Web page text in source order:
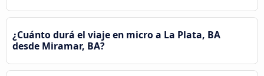
¿Cuánto durá el viaje en micro a La Plata, BA
desde Miramar, BA?